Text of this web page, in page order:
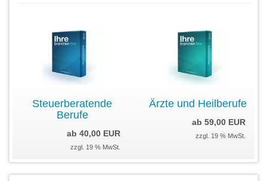
Steuerberatende
Berufe
ab 40,00 EUR
zzgl. 19 % MwSt.
Ärzte und Heilberufe
ab 59,00 EUR
zzgl. 19 % MwSt.